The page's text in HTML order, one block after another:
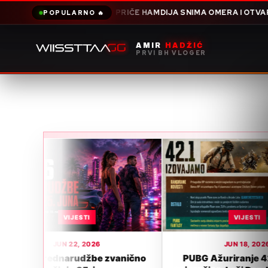
POPULARNO 🔥
PRIČE HAMDIJA SNIMA OMERA I OTVARA JOŠ JEDNU TEŠKU
AMIR HADŽIĆ
PRVI BH VLOGER
VIJESTI
PUBG Ažuriranje 42.1: Ella AI